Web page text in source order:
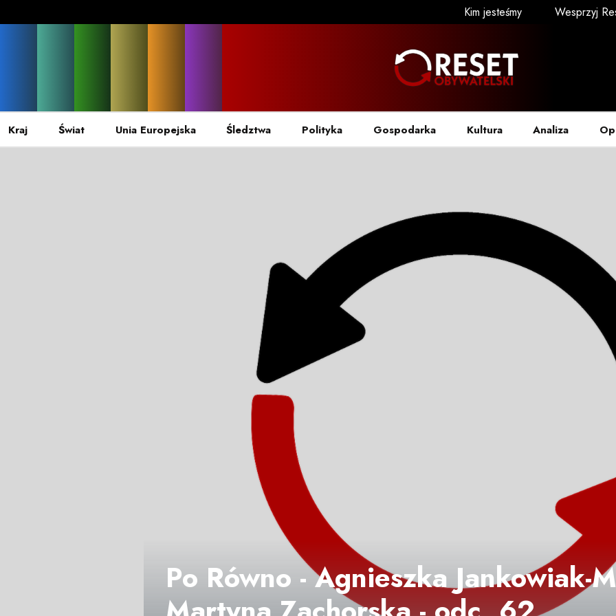
Kim jesteśmy Wesprzyj
Kraj Świat Unia Europejska Śledztwa Polityka Gospodarka Kultura Analiza
Po Równo - Agnieszka Jankowiak-